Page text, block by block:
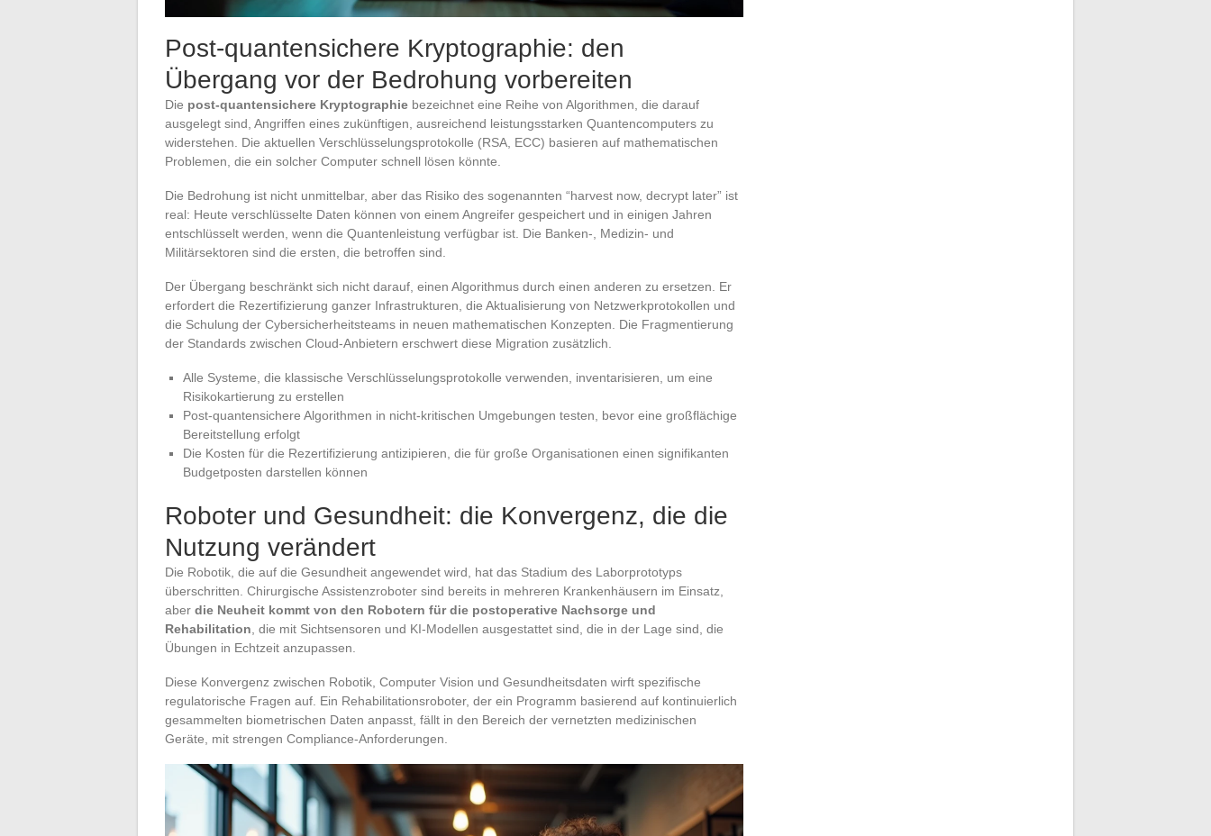
Post-quantensichere Kryptographie: den
Übergang vor der Bedrohung vorbereiten
Die post-quantensichere Kryptographie bezeichnet eine Reihe von Algorithmen, die darauf
ausgelegt sind, Angriffen eines zukünftigen, ausreichend leistungsstarken Quantencomputers zu
widerstehen. Die aktuellen Verschlüsselungsprotokolle (RSA, ECC) basieren auf mathematischen
Problemen, die ein solcher Computer schnell lösen könnte.
Die Bedrohung ist nicht unmittelbar, aber das Risiko des sogenannten “harvest now, decrypt later” ist
real: Heute verschlüsselte Daten können von einem Angreifer gespeichert und in einigen Jahren
entschlüsselt werden, wenn die Quantenleistung verfügbar ist. Die Banken-, Medizin- und
Militärsektoren sind die ersten, die betroffen sind.
Der Übergang beschränkt sich nicht darauf, einen Algorithmus durch einen anderen zu ersetzen. Er
erfordert die Rezertifizierung ganzer Infrastrukturen, die Aktualisierung von Netzwerkprotokollen und
die Schulung der Cybersicherheitsteams in neuen mathematischen Konzepten. Die Fragmentierung
der Standards zwischen Cloud-Anbietern erschwert diese Migration zusätzlich.
Alle Systeme, die klassische Verschlüsselungsprotokolle verwenden, inventarisieren, um eine
Risikokartierung zu erstellen
Post-quantensichere Algorithmen in nicht-kritischen Umgebungen testen, bevor eine großflächige
Bereitstellung erfolgt
Die Kosten für die Rezertifizierung antizipieren, die für große Organisationen einen signifikanten
Budgetposten darstellen können
Roboter und Gesundheit: die Konvergenz, die die
Nutzung verändert
Die Robotik, die auf die Gesundheit angewendet wird, hat das Stadium des Laborprototyps
überschritten. Chirurgische Assistenzroboter sind bereits in mehreren Krankenhäusern im Einsatz,
aber die Neuheit kommt von den Robotern für die postoperative Nachsorge und
Rehabilitation , die mit Sichtsensoren und KI-Modellen ausgestattet sind, die in der Lage sind, die
Übungen in Echtzeit anzupassen.
Diese Konvergenz zwischen Robotik, Computer Vision und Gesundheitsdaten wirft spezifische
regulatorische Fragen auf. Ein Rehabilitationsroboter, der ein Programm basierend auf kontinuierlich
gesammelten biometrischen Daten anpasst, fällt in den Bereich der vernetzten medizinischen
Geräte, mit strengen Compliance-Anforderungen.